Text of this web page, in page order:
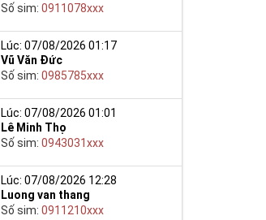
Số sim:0911078xxx
Lúc: 07/08/2026 01:17
Vũ Văn Đức
Số sim:0985785xxx
Lúc: 07/08/2026 01:01
Lê Minh Thọ
Số sim:0943031xxx
Lúc: 07/08/2026 12:28
Luong van thang
Số sim:0911210xxx